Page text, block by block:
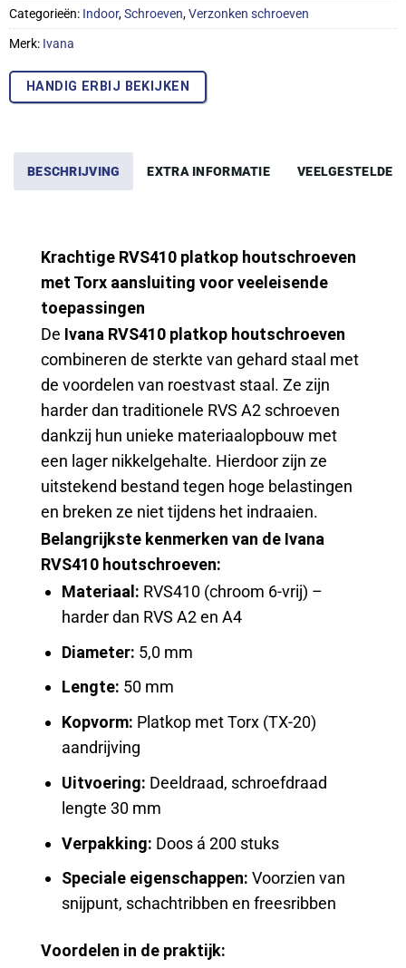
Categorieën: Indoor,Schroeven,Verzonken schroeven
Merk: Ivana
HANDIG ERBIJ BEKIJKEN
BESCHRIJVING EXTRA INFORMATIE VEELGESTELDE
Krachtige RVS410 platkop houtschroeven
met Torx aansluiting voor veeleisende
toepassingen
De Ivana RVS410 platkop houtschroeven
combineren de sterkte van gehard staal met
de voordelen van roestvast staal. Ze zijn
harder dan traditionele RVS A2 schroeven
dankzij hun unieke materiaalopbouw met
een lager nikkelgehalte. Hierdoor zijn ze
uitstekend bestand tegen hoge belastingen
en breken ze niet tijdens het indraaien.
Belangrijkste kenmerken van de Ivana
RVS410 houtschroeven:
Materiaal: RVS410 (chroom 6-vrij) –
harder dan RVS A2 en A4
Diameter: 5,0 mm
Lengte: 50 mm
Kopvorm: Platkop met Torx (TX-20)
aandrijving
Uitvoering: Deeldraad, schroefdraad
lengte 30 mm
Verpakking: Doos á 200 stuks
Speciale eigenschappen: Voorzien van
snijpunt, schachtribben en freesribben
Voordelen in de praktijk: